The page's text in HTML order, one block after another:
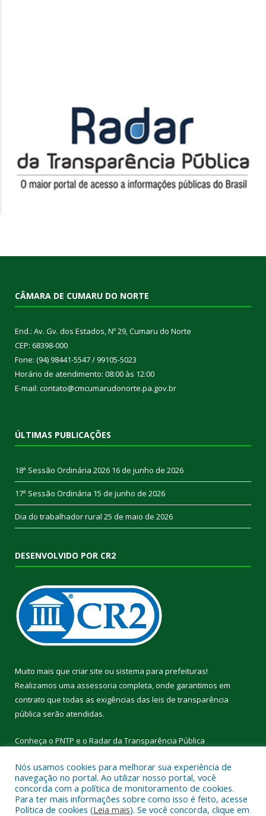
CÂMARA DE CUMARU DO NORTE
End.: Av. Gv. dos Estados, Nº 29, Cumaru do Norte
CEP: 68398-000
Fone: (94) 98441-5547 / 99105-5023
Horário de atendimento: 08:00 às 12:00
E-mail: contato@cmcumarudonorte.pa.gov.br
ÚLTIMAS PUBLICAÇÕES
18ª Sessão Ordinária 2026 16 de junho de 2026
17ª Sessão Ordinária 15 de junho de 2026
Dia do trabalhador rural 25 de maio de 2026
DESENVOLVIDO POR CR2
Muito mais que criar site ou sistema para prefeituras!
Realizamos uma assessoria completa, onde garantimos em
contrato que todas as exigências das leis de transparência
pública serão atendidas.
Conheça o PNTP e o Radar da Transparência Pública
Todos os direitos reservados a Câmara Municipal de Cumaru do
Nós usamos cookies para melhorar sua experiência de
navegação no portal. Ao utilizar nosso portal, você
concorda com a política de monitoramento de cookies.
Para ter mais informações sobre como isso é feito, acesse
Política de cookies (Leia mais). Se você concorda, clique em